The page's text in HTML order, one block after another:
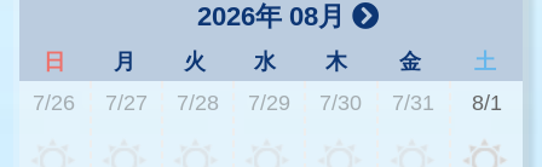
2026年 08月
日 月 火 水 木 金
土
7/26
7/27 7/28 7/29 7/30 7/31 8/1